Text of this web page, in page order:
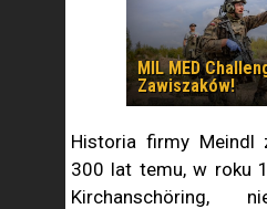
MIL MED
Zawiszaków!
Historia firmy Meindl
300 lat temu, w roku
Kirchanschöring,